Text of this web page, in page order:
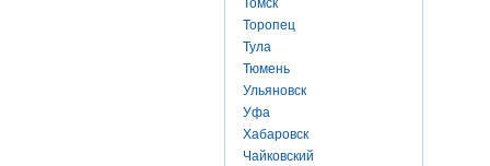
Томск
Торопец
Тула
Тюмень
Ульяновск
Уфа
Хабаровск
Чайковский